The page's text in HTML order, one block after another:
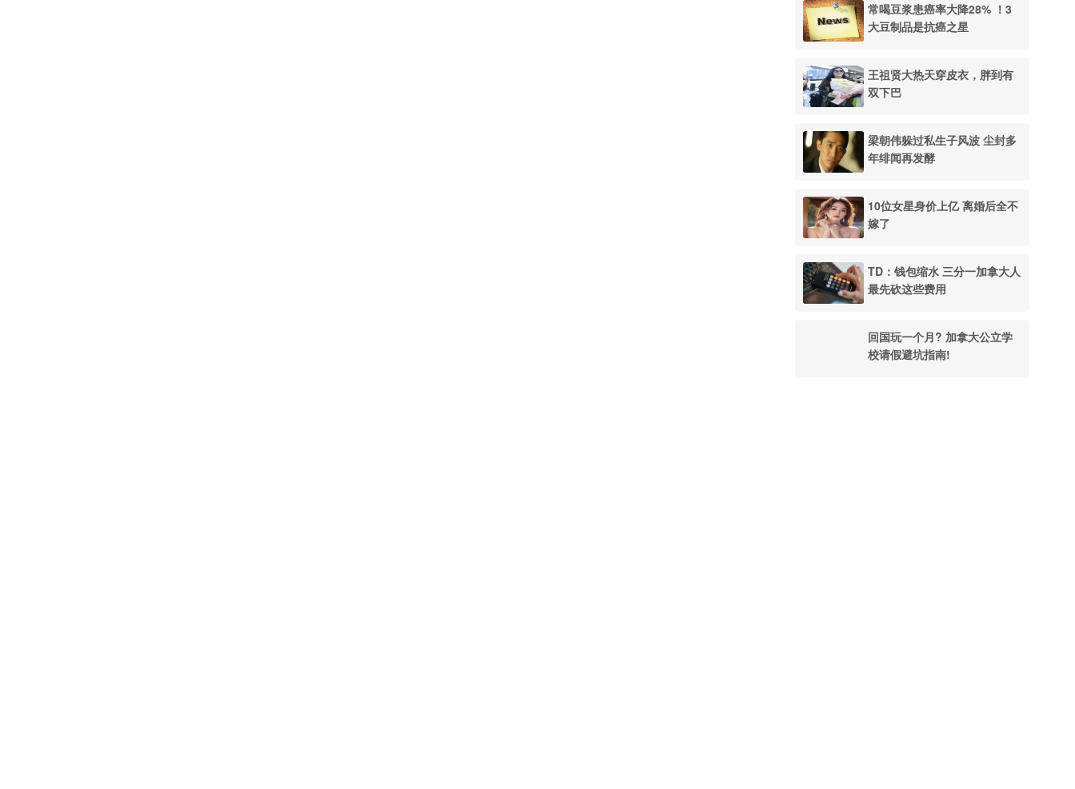
常喝豆浆患癌率大降28% ！3
大豆制品是抗癌之星
王祖贤大热天穿皮衣，胖到有
双下巴
梁朝伟躲过私生子风波 尘封多
年绯闻再发酵
10位女星身价上亿 离婚后全不
嫁了
TD：钱包缩水 三分一加拿大人
最先砍这些费用
回国玩一个月? 加拿大公立学
校请假避坑指南!